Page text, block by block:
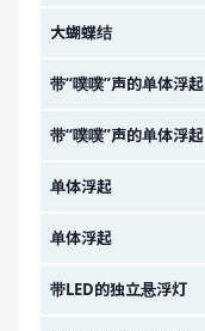
大蝴蝶结
带“噗噗”声的单体浮起
带“噗噗”声的单体浮起
单体浮起
单体浮起
带LED的独立悬浮灯